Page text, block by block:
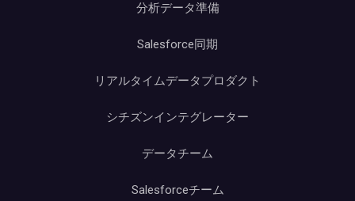
分析データ準備
Salesforce同期
リアルタイムデータプロダクト
シチズンインテグレーター
データチーム
Salesforceチーム